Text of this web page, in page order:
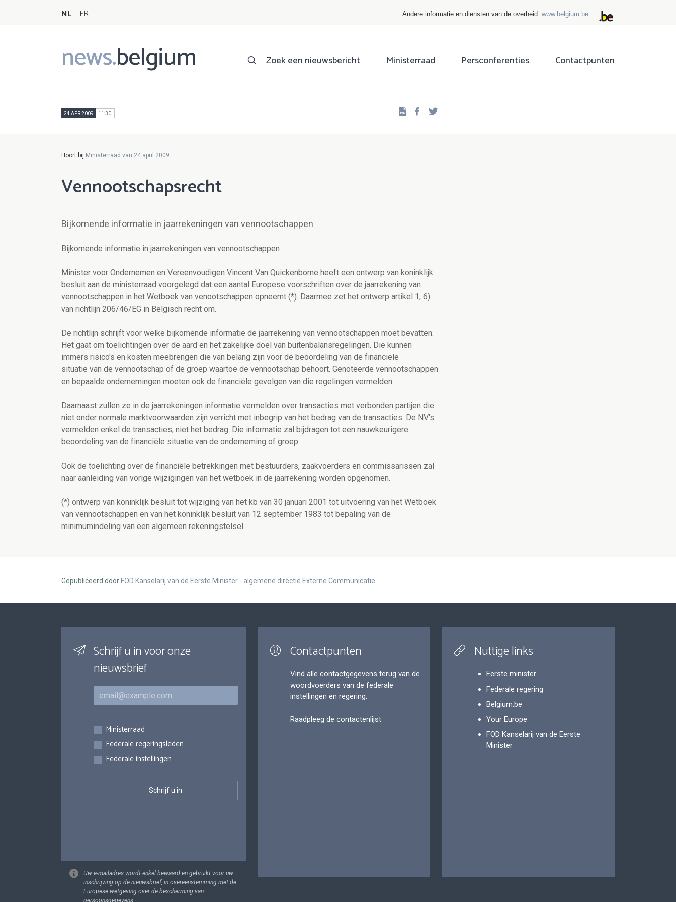
NL FR Andere informatie en diensten van de overheid: www.belgium.be
news.belgium
Main
navigation
Zoek een nieuwsbericht Ministerraad Persconferenties Contactpunten
24 APR 2009 11:30 Facebook
Hoort bij Ministerraad van 24 april 2009
Vennootschapsrecht
Bijkomende informatie in jaarrekeningen van vennootschappen
Bijkomende informatie in jaarrekeningen van vennootschappen
Minister voor Ondernemen en Vereenvoudigen Vincent Van Quickenborne heeft een ontwerp van koninklijk
besluit aan de ministerraad voorgelegd dat een aantal Europese voorschriften over de jaarrekening van
vennootschappen in het Wetboek van venootschappen opneemt (*). Daarmee zet het ontwerp artikel 1, 6)
van richtlijn 206/46/EG in Belgisch recht om.
De richtlijn schrijft voor welke bijkomende informatie de jaarrekening van vennootschappen moet bevatten.
Het gaat om toelichtingen over de aard en het zakelijke doel van buitenbalansregelingen. Die kunnen
immers risico's en kosten meebrengen die van belang zijn voor de beoordeling van de financiële
situatie van de vennootschap of de groep waartoe de vennootschap behoort. Genoteerde vennootschappen
en bepaalde ondernemingen moeten ook de financiële gevolgen van die regelingen vermelden.
Daarnaast zullen ze in de jaarrekeningen informatie vermelden over transacties met verbonden partijen die
niet onder normale marktvoorwaarden zijn verricht met inbegrip van het bedrag van de transacties. De NV's
vermelden enkel de transacties, niet het bedrag. Die informatie zal bijdragen tot een nauwkeurigere
beoordeling van de financiële situatie van de onderneming of groep.
Ook de toelichting over de financiële betrekkingen met bestuurders, zaakvoerders en commissarissen zal
naar aanleiding van vorige wijzigingen van het wetboek in de jaarrekening worden opgenomen.
(*) ontwerp van koninklijk besluit tot wijziging van het kb van 30 januari 2001 tot uitvoering van het Wetboek
van vennootschappen en van het koninklijk besluit van 12 september 1983 tot bepaling van de
minimumindeling van een algemeen rekeningstelsel.
Gepubliceerd door FOD Kanselarij van de Eerste Minister - algemene directie Externe Communicatie
Schrijf u in voor onze
nieuwsbrief
E-mail
Inschrijvingen
Ministerraad
Federale regeringsleden
Federale instellingen
Uw e-mailadres wordt enkel bewaard en gebruikt voor uw
inschrijving op de nieuwsbrief, in overeenstemming met de
Europese wetgeving over de bescherming van
persoonsgegevens.
Contactpunten
Vind alle contactgegevens terug van de
woordvoerders van de federale
instellingen en regering.
Raadpleeg de contactenlijst
Nuttige links
Eerste minister
Federale regering
Belgium.be
Your Europe
FOD Kanselarij van de Eerste
Minister